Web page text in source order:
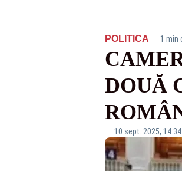
POLITICA· 1 min
DOUĂ
10 sept. 2025, 14:34